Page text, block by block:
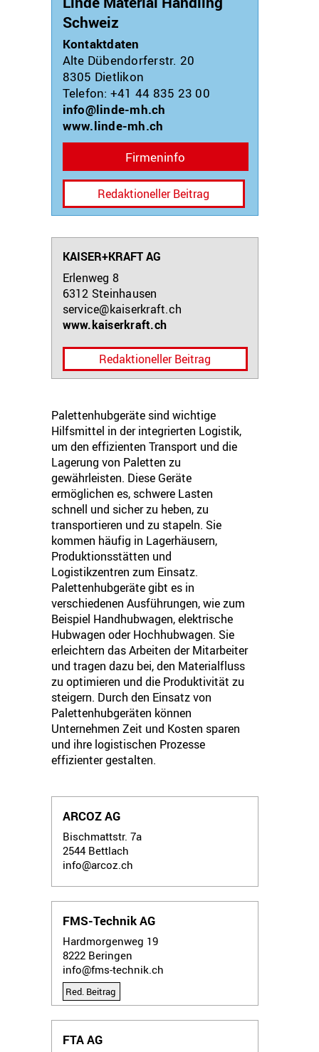
Firmeninfo
Redaktioneller Beitrag
Schweiz
Kontaktdaten
Alte Dübendorferstr. 20
8305 Dietlikon
Telefon: +41 44 835 23 00
info@linde-mh.ch
www.linde-mh.ch
KAISER+KRAFT AG
Erlenweg 8
6312 Steinhausen
service@kaiserkraft.ch
www.kaiserkraft.ch
Redaktioneller Beitrag
Palettenhubgeräte sind wichtige
Hilfsmittel in der integrierten Logistik,
um den effizienten Transport und die
Lagerung von Paletten zu
gewährleisten. Diese Geräte
ermöglichen es, schwere Lasten
schnell und sicher zu heben, zu
transportieren und zu stapeln. Sie
kommen häufig in Lagerhäusern,
Produktionsstätten und
Logistikzentren zum Einsatz.
Palettenhubgeräte gibt es in
verschiedenen Ausführungen, wie zum
Beispiel Handhubwagen, elektrische
Hubwagen oder Hochhubwagen. Sie
erleichtern das Arbeiten der Mitarbeiter
und tragen dazu bei, den Materialfluss
zu optimieren und die Produktivität zu
steigern. Durch den Einsatz von
Palettenhubgeräten können
Unternehmen Zeit und Kosten sparen
und ihre logistischen Prozesse
effizienter gestalten.
ARCOZ AG
Bischmattstr. 7a
2544 Bettlach
info@arcoz.ch
FMS-Technik AG
Hardmorgenweg 19
8222 Beringen
info@fms-technik.ch
Red. Beitrag
FTA AG